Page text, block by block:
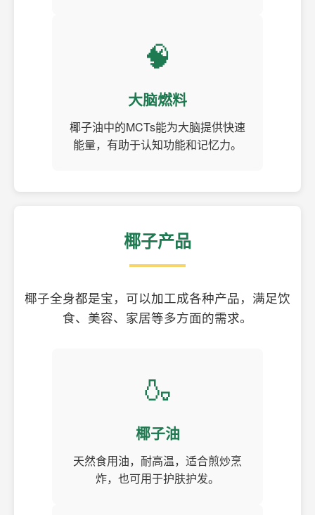
🧠
大脑燃料
椰子油中的MCTs能为大脑提供快速
能量，有助于认知功能和记忆力。
椰子产品
椰子全身都是宝，可以加工成各种产品，满足饮
食、美容、家居等多方面的需求。
🍶
椰子油
天然食用油，耐高温，适合煎炒烹
炸，也可用于护肤护发。